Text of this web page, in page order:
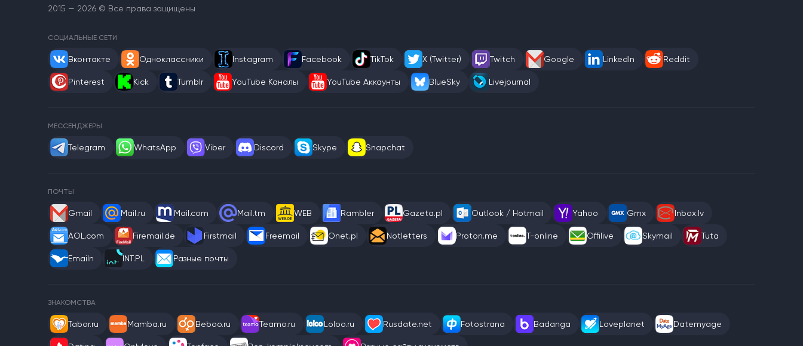
2015 — 2026 © Все права защищены
СОЦИАЛЬНЫЕ СЕТИ
Вконтакте Одноклассники Instagram Facebook TikTok X (Twitter) Twitch Google LinkedIn Reddit
Pinterest Kick Tumblr YouTube Каналы YouTube Аккаунты BlueSky Livejournal
МЕССЕНДЖЕРЫ
Telegram WhatsApp Viber Discord Skype Snapchat
ПОЧТЫ
Gmail Mail.ru Mail.com Mail.tm WEB Rambler Gazeta.pl Outlook / Hotmail Yahoo Gmx Inbox.lv
AOL.com Firemail.de Firstmail Freemail Onet.pl Notletters Proton.me T-online Offilive Skymail Tuta
Emailn INT.PL Разные почты
ЗНАКОМСТВА
Tabor.ru Mamba.ru Beboo.ru Teamo.ru Loloo.ru Rusdate.net Fotostrana Badanga Loveplanet Datemyage